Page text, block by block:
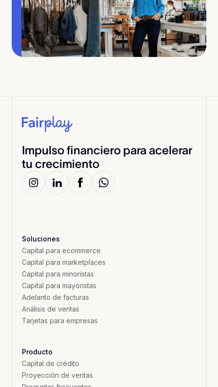
Impulso financiero para acelerar
tu crecimiento
Soluciones
Capital para ecommerce
Capital para marketplaces
Capital para minoristas
Capital para mayoristas
Adelanto de facturas
Análisis de ventas
Tarjetas para empresas
Producto
Capital de crédito
Proyección de ventas